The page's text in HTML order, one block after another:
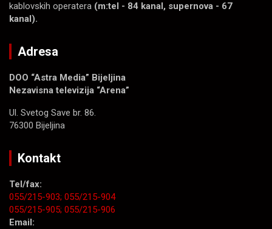
kablovskih operatera (m:tel - 84 kanal, supernova - 67
kanal).
Adresa
DOO “Astra Media” Bijeljina
Nezavisna televizija “Arena”
Ul. Svetog Save br. 86.
76300 Bijeljina
Kontakt
Tel/fax:
055/215-903; 055/215-904
055/215-905; 055/215-906
Email: